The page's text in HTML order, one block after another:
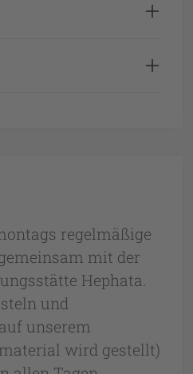
regelmäßige
mit der
Hephata.
und
unserem
wird gestellt)